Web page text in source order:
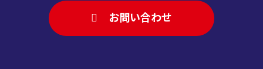
お問い合わせ